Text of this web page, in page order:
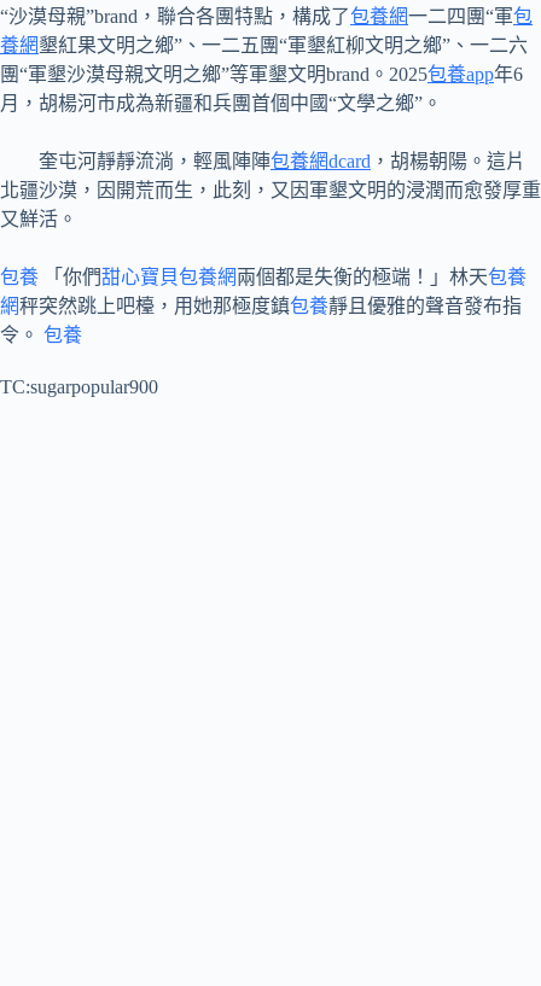
“沙漠母親”brand，聯合各團特點，構成了包養網一二四團“軍包
養網墾紅果文明之鄉”、一二五團“軍墾紅柳文明之鄉”、一二六
團“軍墾沙漠母親文明之鄉”等軍墾文明brand。2025包養app年6
月，胡楊河市成為新疆和兵團首個中國“文學之鄉”。
奎屯河靜靜流淌，輕風陣陣包養網dcard ，胡楊朝陽。這片
北疆沙漠，因開荒而生，此刻，又因軍墾文明的浸潤而愈發厚重
又鮮活。
包養 「你們甜心寶貝包養網兩個都是失衡的極端！」林天包養
網秤突然跳上吧檯，用她那極度鎮包養靜且優雅的聲音發布指
令。 包養
TC:sugarpopular900